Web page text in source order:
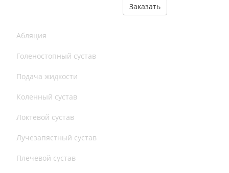
Заказать
Абляция
Голеностопный сустав
Подача жидкости
Коленный сустав
Локтевой сустав
Лучезапястный сустав
Плечевой сустав